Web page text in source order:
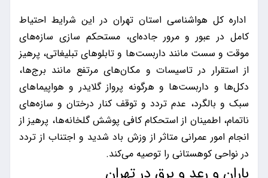
اداره کل هواشناسی استان تهران در این شرایط احتیاط
کامل در عبور و مرور جاده‌ای، مستحکم سازی سازه‌های
موقت و سست مانند داربست‌ها و تابلوهای تبلیغاتی، پرهیز
از استقرار در تاسیسات و مکان‌های مرتفع مانند برج‌ها،
دکل‌ها و داربست‌ها و هرگونه پرواز گلایدر و هواپیماهای
سبک و بالگرد، عدم تردد و توقف کنار درختان و سازه‌های
ناتمام، اطمینان از استحکام کافی پوشش گلخانه‌ها، پرهیز از
انجام امور عمرانی متاثر از وزش باد شدید و اجتناب از تردد
در نواحی کوهستانی را توصیه می‌کند.